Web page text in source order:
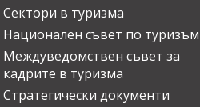
Сектори в туризма
Национален съвет по туризъм
Междуведомствен съвет за
кадрите в туризма
Стратегически документи